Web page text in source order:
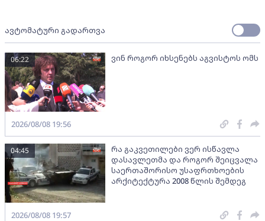
ავტომატური გადართვა
ვინ როგორ იხსენებს აგვისტოს ომს
06:22
2026/08/08 19:56
რა გაკვეთილები ვერ ისწავლა
დასავლეთმა და როგორ შეიცვალა
საერთაშორისო უსაფრთხოების
არქიტექტურა 2008 წლის შემდეგ
04:45
2026/08/08 19:57